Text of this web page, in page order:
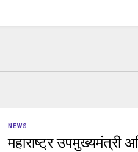
NEWS
महाराष्ट्र उपमुख्यमंत्री